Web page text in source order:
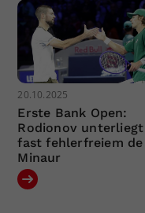
20.10.2025
Erste Bank Open:
Rodionov unterliegt
fast fehlerfreiem de
Minaur